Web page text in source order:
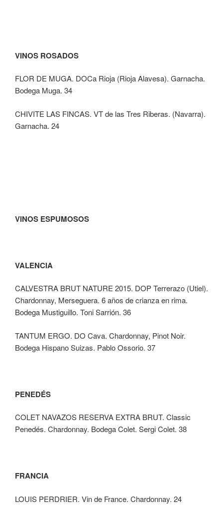
VINOS ROSADOS
FLOR DE MUGA. DOCa Rioja (Rioja Alavesa). Garnacha.
Bodega Muga. 34
CHIVITE LAS FINCAS. VT de las Tres Riberas. (Navarra).
Garnacha. 24
VINOS ESPUMOSOS
VALENCIA
CALVESTRA BRUT NATURE 2015. DOP Terrerazo (Utiel).
Chardonnay, Merseguera. 6 años de crianza en rima.
Bodega Mustiguillo. Toni Sarrión. 36
TANTUM ERGO. DO Cava. Chardonnay, Pinot Noir.
Bodega Hispano Suizas. Pablo Ossorio. 37
PENEDÉS
COLET NAVAZOS RESERVA EXTRA BRUT. Classic
Penedés. Chardonnay. Bodega Colet. Sergi Colet. 38
FRANCIA
LOUIS PERDRIER. Vin de France. Chardonnay. 24